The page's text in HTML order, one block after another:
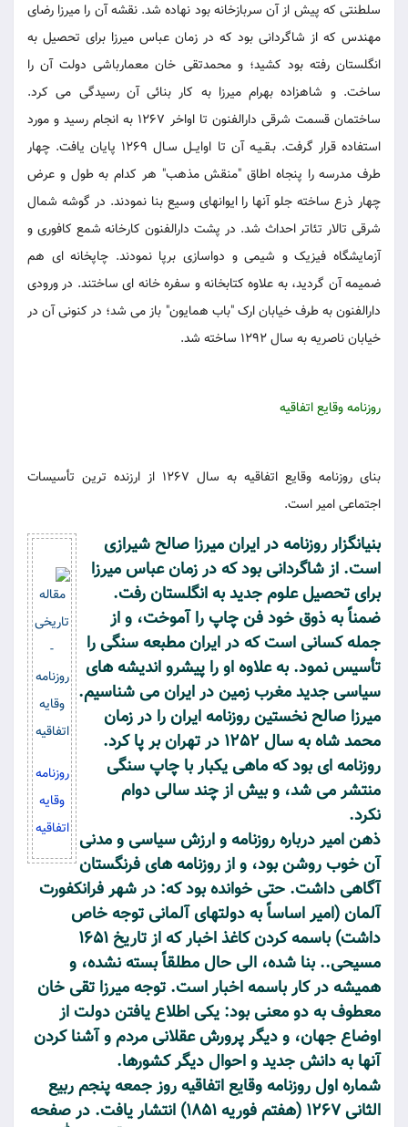
سلطنتی که پیش از آن سربازخانه بود نهاده شد. نقشه آن را میرزا رضای
مهندس که از شاگردانی بود که در زمان عباس میرزا برای تحصیل به
انگلستان رفته بود کشید؛ و محمدتقی خان معمارباشی دولت آن را
ساخت. و شاهزاده بهرام میرزا به کار بنائی آن رسیدگی می کرد.
ساختمان قسمت شرقی دارالفنون تا اواخر 1267 به انجام رسید و مورد
استفاده قرار گرفت. بـقـیـه آن تا اوایــل سـال 1269 پایان یافت. چهار
طرف مدرسه را پنجاه اطاق "منقش مذهب" هر کدام به طول و عرض
چهار ذرع ساخته جلو آنها را ایوانهای وسیع بنا نمودند. در گوشه شمال
شرقی تالار تئاتر احداث شد. در پشت دارالفنون کارخانه شمع کافوری و
آزمایشگاه فیزیک و شیمی و دواسازی برپا نمودند. چاپخانه ای هم
ضمیمه آن گردید، به علاوه کتابخانه و سفره خانه ای ساختند. در ورودی
دارالفنون به طرف خیابان ارک "باب همایون" باز می شد؛ در کنونی آن در
خیابان ناصریه به سال 1292 ساخته شد.
روزنامه وقایع اتفاقیه
بنای روزنامه وقایع اتفاقیه به سال 1267 از ارزنده ترین تأسیسات
اجتماعی امیر است.
روزنامه
وقایه
اتفاقیه
بنیانگزار روزنامه در ایران میرزا صالح شیرازی
است. از شاگردانی بود که در زمان عباس میرزا
برای تحصیل علوم جدید به انگلستان رفت.
ضمناً به ذوق خود فن چاپ را آموخت، و از
جمله کسانی است که در ایران مطبعه سنگی را
تأسیس نمود. به علاوه او را پیشرو اندیشه های
سیاسی جدید مغرب زمین در ایران می شناسیم.
میرزا صالح نخستین روزنامه ایران را در زمان
محمد شاه به سال 1252 در تهران بر پا کرد.
روزنامه ای بود که ماهی یکبار با چاپ سنگی
منتشر می شد، و بیش از چند سالی دوام
نکرد.
ذهن امیر درباره روزنامه و ارزش سیاسی و مدنی
آن خوب روشن بود، و از روزنامه های فرنگستان
آگاهی داشت. حتی خوانده بود که: در شهر فرانکفورت
آلمان (امیر اساساً به دولتهای آلمانی توجه خاص
داشت) باسمه کردن کاغذ اخبار که از تاریخ 1651
مسیحی.. بنا شده، الی حال مطلقاً بسته نشده، و
همیشه در کار باسمه اخبار است. توجه میرزا تقی خان
معطوف به دو معنی بود: یکی اطلاع یافتن دولت از
اوضاع جهان، و دیگر پرورش عقلانی مردم و آشنا کردن
آنها به دانش جدید و احوال دیگر کشورها.
شماره اول روزنامه وقایع اتفاقیه روز جمعه پنجم ربیع
الثانی 1267 (هفتم فوریه 1851) انتشار یافت. در صفحه